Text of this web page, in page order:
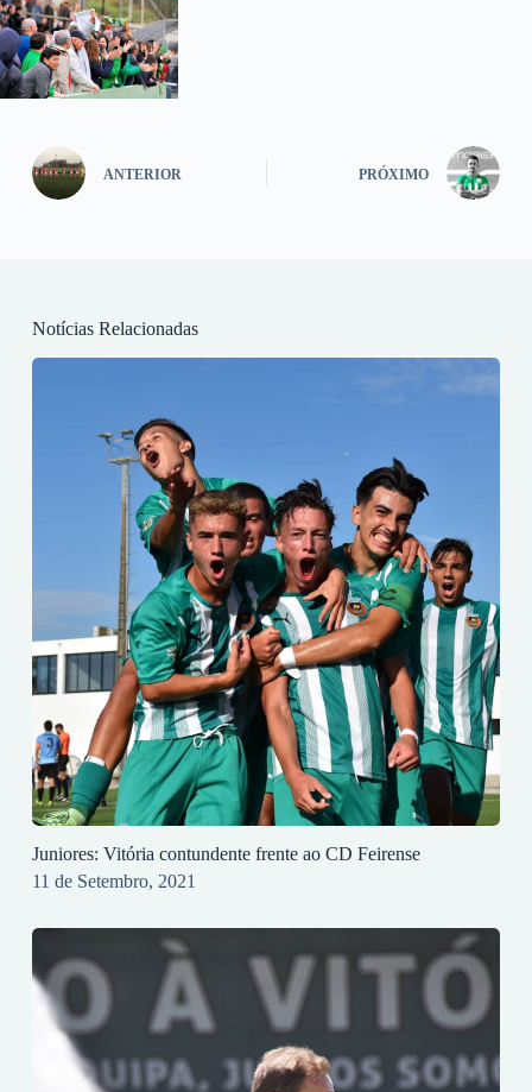
ANTERIOR PRÓXIMO
Notícias Relacionadas
Juniores: Vitória contundente frente ao CD Feirense
11 de Setembro, 2021